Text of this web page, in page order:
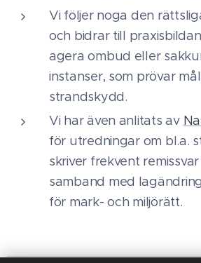
Vi följer noga den
och bidrar till
agera ombud eller
instanser, som prövar
strandskydd.
Vi har även anlitats av
för utredningar om bl.a.
skriver frekvent
samband med
för mark- och miljörätt.